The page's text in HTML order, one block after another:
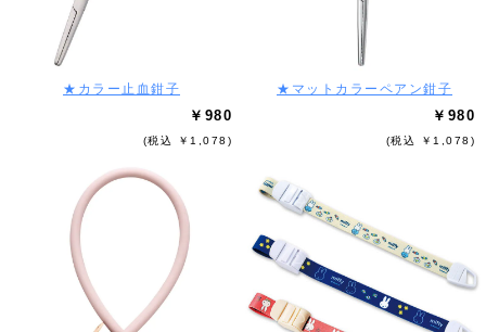
★カラー止血鉗子
￥980
(税込 ￥1,078)
★マットカラーペアン鉗子
￥980
(税込 ￥1,078)